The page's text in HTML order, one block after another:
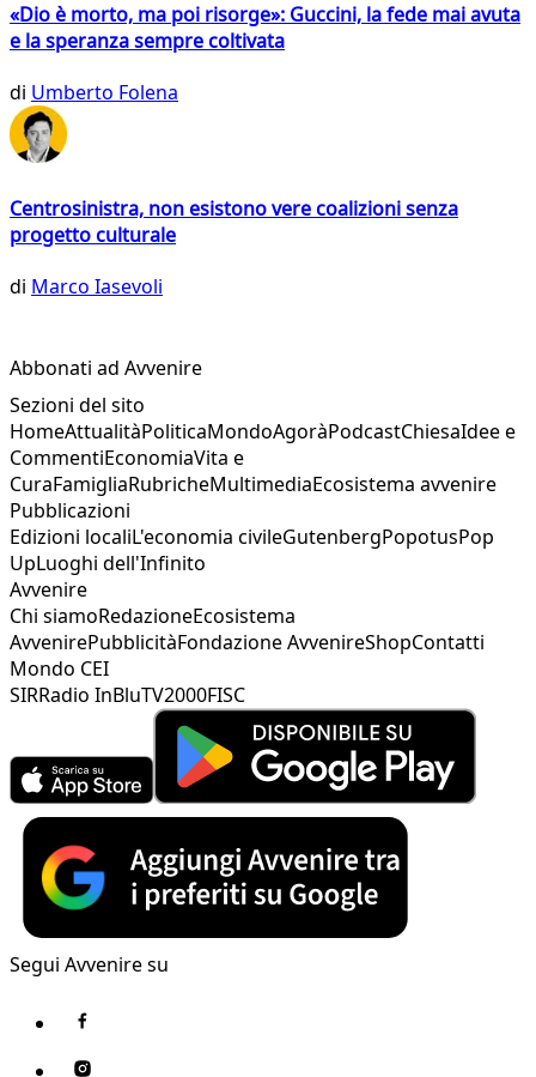
«Dio è morto, ma poi risorge»: Guccini, la fede mai avuta
e la speranza sempre coltivata
di Umberto Folena
Centrosinistra, non esistono vere coalizioni senza
progetto culturale
di Marco Iasevoli
Abbonati ad Avvenire
Sezioni del sito
HomeAttualitàPoliticaMondoAgoràPodcastChiesaIdee e
CommentiEconomiaVita e
CuraFamigliaRubricheMultimediaEcosistema avvenire
Pubblicazioni
Edizioni localiL'economia civileGutenbergPopotusPop
UpLuoghi dell'Infinito
Avvenire
Chi siamoRedazioneEcosistema
AvvenirePubblicitàFondazione AvvenireShopContatti
Mondo CEI
SIRRadio InBluTV2000FISC
Segui Avvenire su